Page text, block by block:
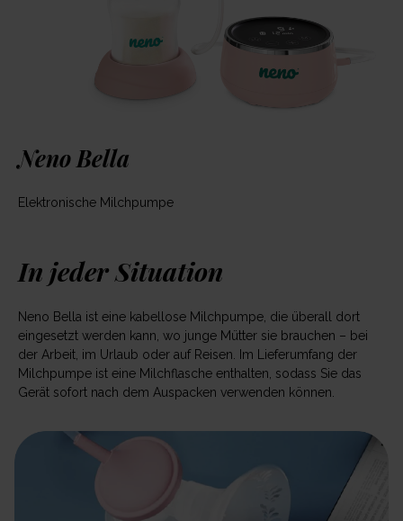
Neno Bella
Elektronische Milchpumpe
In jeder Situation
Neno Bella ist eine kabellose Milchpumpe, die überall dort
eingesetzt werden kann, wo junge Mütter sie brauchen – bei
der Arbeit, im Urlaub oder auf Reisen. Im Lieferumfang der
Milchpumpe ist eine Milchflasche enthalten, sodass Sie das
Gerät sofort nach dem Auspacken verwenden können.